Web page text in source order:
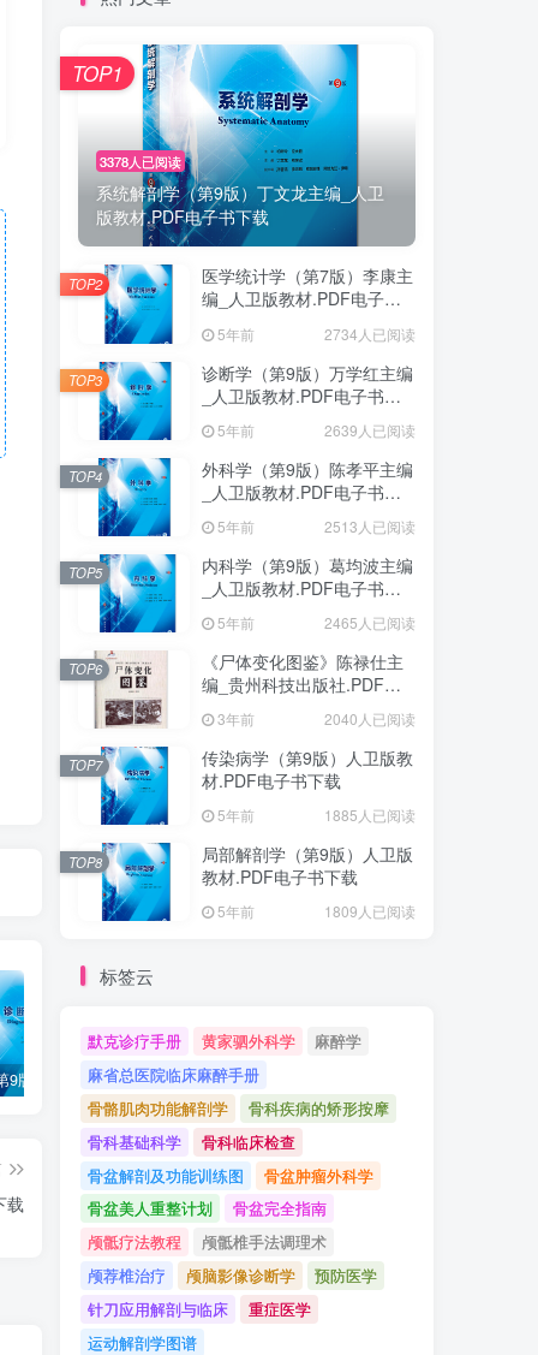
外科学（第9版）陈孝平主编_人卫版教材.PDF电子书下载
载
3378人已阅读
系统解剖学（第9版）丁文龙主编_人卫
版教材.PDF电子书下载
TOP1
医学统计学（第7版）李康主
编_人卫版教材.PDF电子书
5年前 2734人已阅读
TOP2
诊断学（第9版）万学红主编
_人卫版教材.PDF电子书下
5年前 2639人已阅读
TOP3
外科学（第9版）陈孝平主编
_人卫版教材.PDF电子书下
5年前 2513人已阅读
TOP4
内科学（第9版）葛均波主编
_人卫版教材.PDF电子书下
5年前 2465人已阅读
TOP5
《尸体变化图鉴》陈禄仕主
编_贵州科技出版社.PDF电
3年前 2040人已阅读
TOP6
传染病学（第9版）人卫版教
材.PDF电子书下载
5年前 1885人已阅读
TOP7
局部解剖学（第9版）人卫版
教材.PDF电子书下载
5年前 1809人已阅读
TOP8
标签云
默克诊疗手册 黄家驷外科学
麻醉学
麻省总医院临床麻醉手册
骨骼肌肉功能解剖学
骨科疾病的矫形按摩
骨科基础科学
骨科临床检查
骨盆解剖及功能训练图
骨盆肿瘤外科学
骨盆美人重整计划
骨盆完全指南
颅骶疗法教程
颅骶椎手法调理术
颅荐椎治疗
颅脑影像诊断学
预防医学
针刀应用解剖与临床
重症医学
运动解剖学图谱